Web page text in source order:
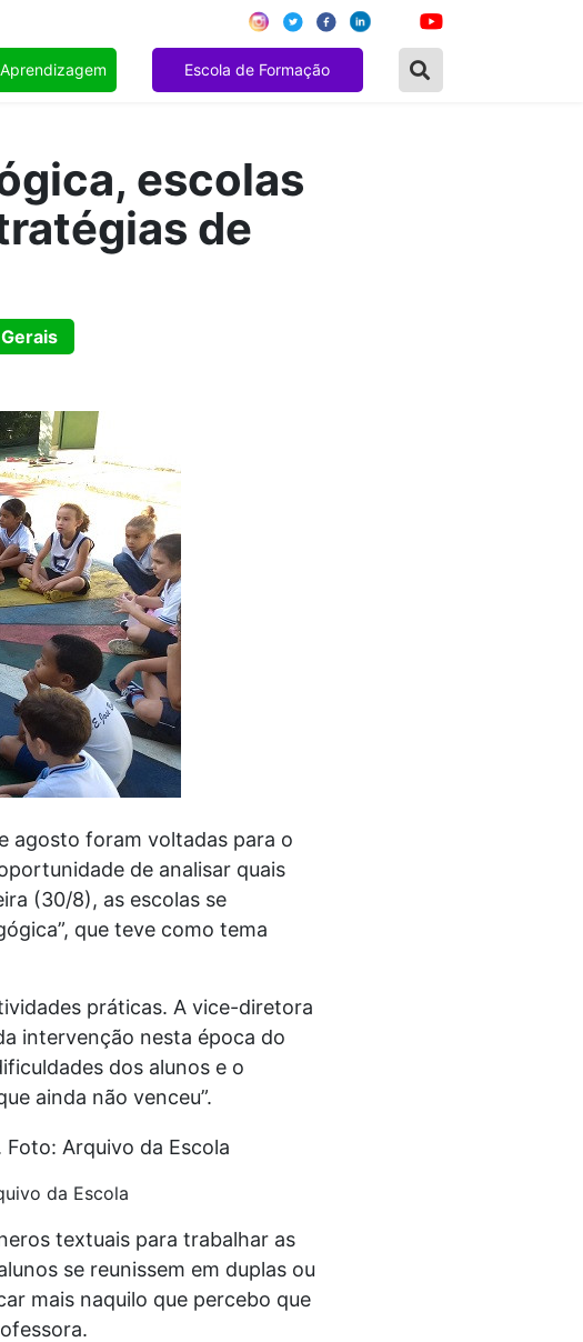
Escola de Formação
escolas
de
agosto foram voltadas para o
de analisar quais
(30/8), as escolas se
que teve como tema
práticas. A vice-diretora
intervenção nesta época do
dos alunos e o
ainda não venceu”.
da Escola
textuais para trabalhar as
se reunissem em duplas ou
mais naquilo que percebo que